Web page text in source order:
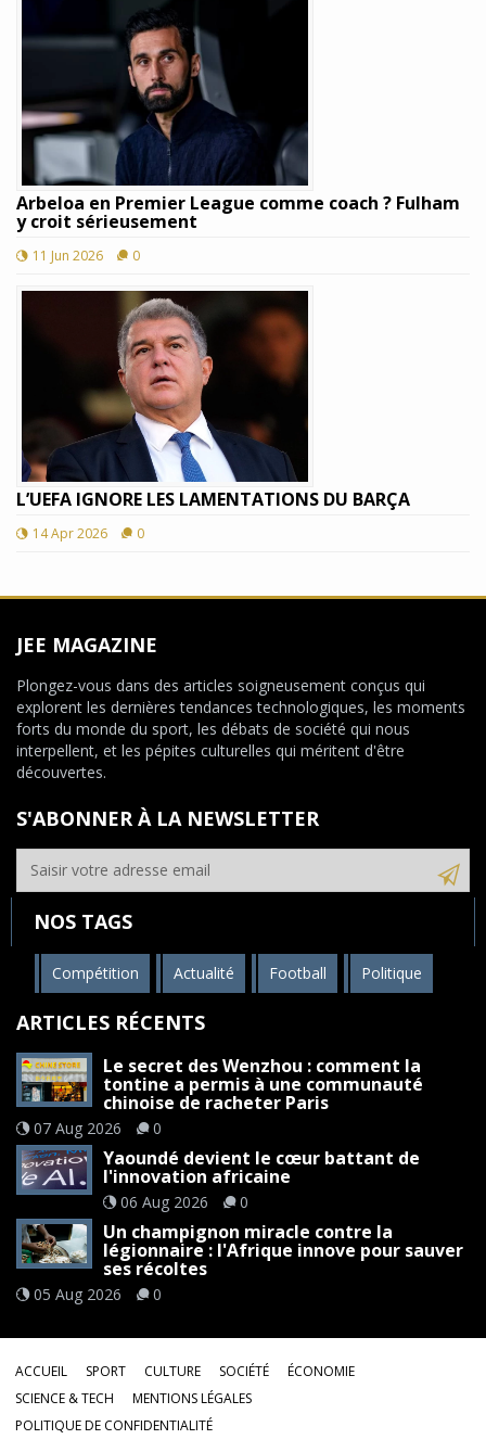
Arbeloa en Premier League comme coach ? Fulham
y croit sérieusement
11 Jun 2026 0
L’UEFA IGNORE LES LAMENTATIONS DU BARÇA
14 Apr 2026 0
JEE MAGAZINE
Plongez-vous dans des articles soigneusement conçus qui
explorent les dernières tendances technologiques, les moments
forts du monde du sport, les débats de société qui nous
interpellent, et les pépites culturelles qui méritent d'être
découvertes.
S'ABONNER À LA NEWSLETTER
NOS TAGS
Compétition Actualité Football Politique
ARTICLES RÉCENTS
Le secret des Wenzhou : comment la
tontine a permis à une communauté
chinoise de racheter Paris
07 Aug 2026 0
Yaoundé devient le cœur battant de
l'innovation africaine
06 Aug 2026 0
Un champignon miracle contre la
légionnaire : l'Afrique innove pour sauver
ses récoltes
05 Aug 2026 0
ACCUEIL SPORT CULTURE SOCIÉTÉ
ÉCONOMIE
SCIENCE & TECH
MENTIONS LÉGALES
POLITIQUE DE CONFIDENTIALITÉ